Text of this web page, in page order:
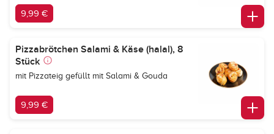
9,99 €
Pizzabrötchen Salami & Käse (halal), 8
Stück
mit Pizzateig gefüllt mit Salami & Gouda
9,99 €